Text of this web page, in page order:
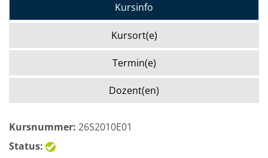
Kursinfo
Kursort(e)
Termin(e)
Dozent(en)
Kursnummer: 26S2010E01
Status: